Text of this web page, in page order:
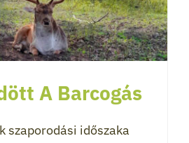
A Barcogás
szaporodási időszaka